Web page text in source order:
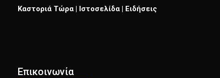
Καστοριά Τώρα | Ιστοσελίδα | Ειδήσεις
Επικοινωνία